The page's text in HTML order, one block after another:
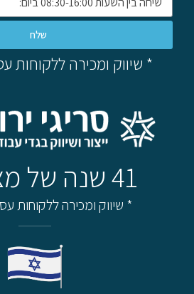
שלח
* שיווק ומכירה ללקוחות
41 שנה של מצויינות!
* שיווק ומכירה ללקוחות